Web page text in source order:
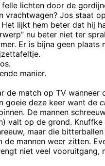
lichten door de
vrachtwagen? Jos staat
lijkt hem beter dat hij
nu beter niet ter
Er is bijna geen plaats
manier.
de match op TV wanneer
goeie deze keer want de
De mannen
valt op de grond. Knuffke
maar die
mannen weer zitten.
niet veel vooruitgang,